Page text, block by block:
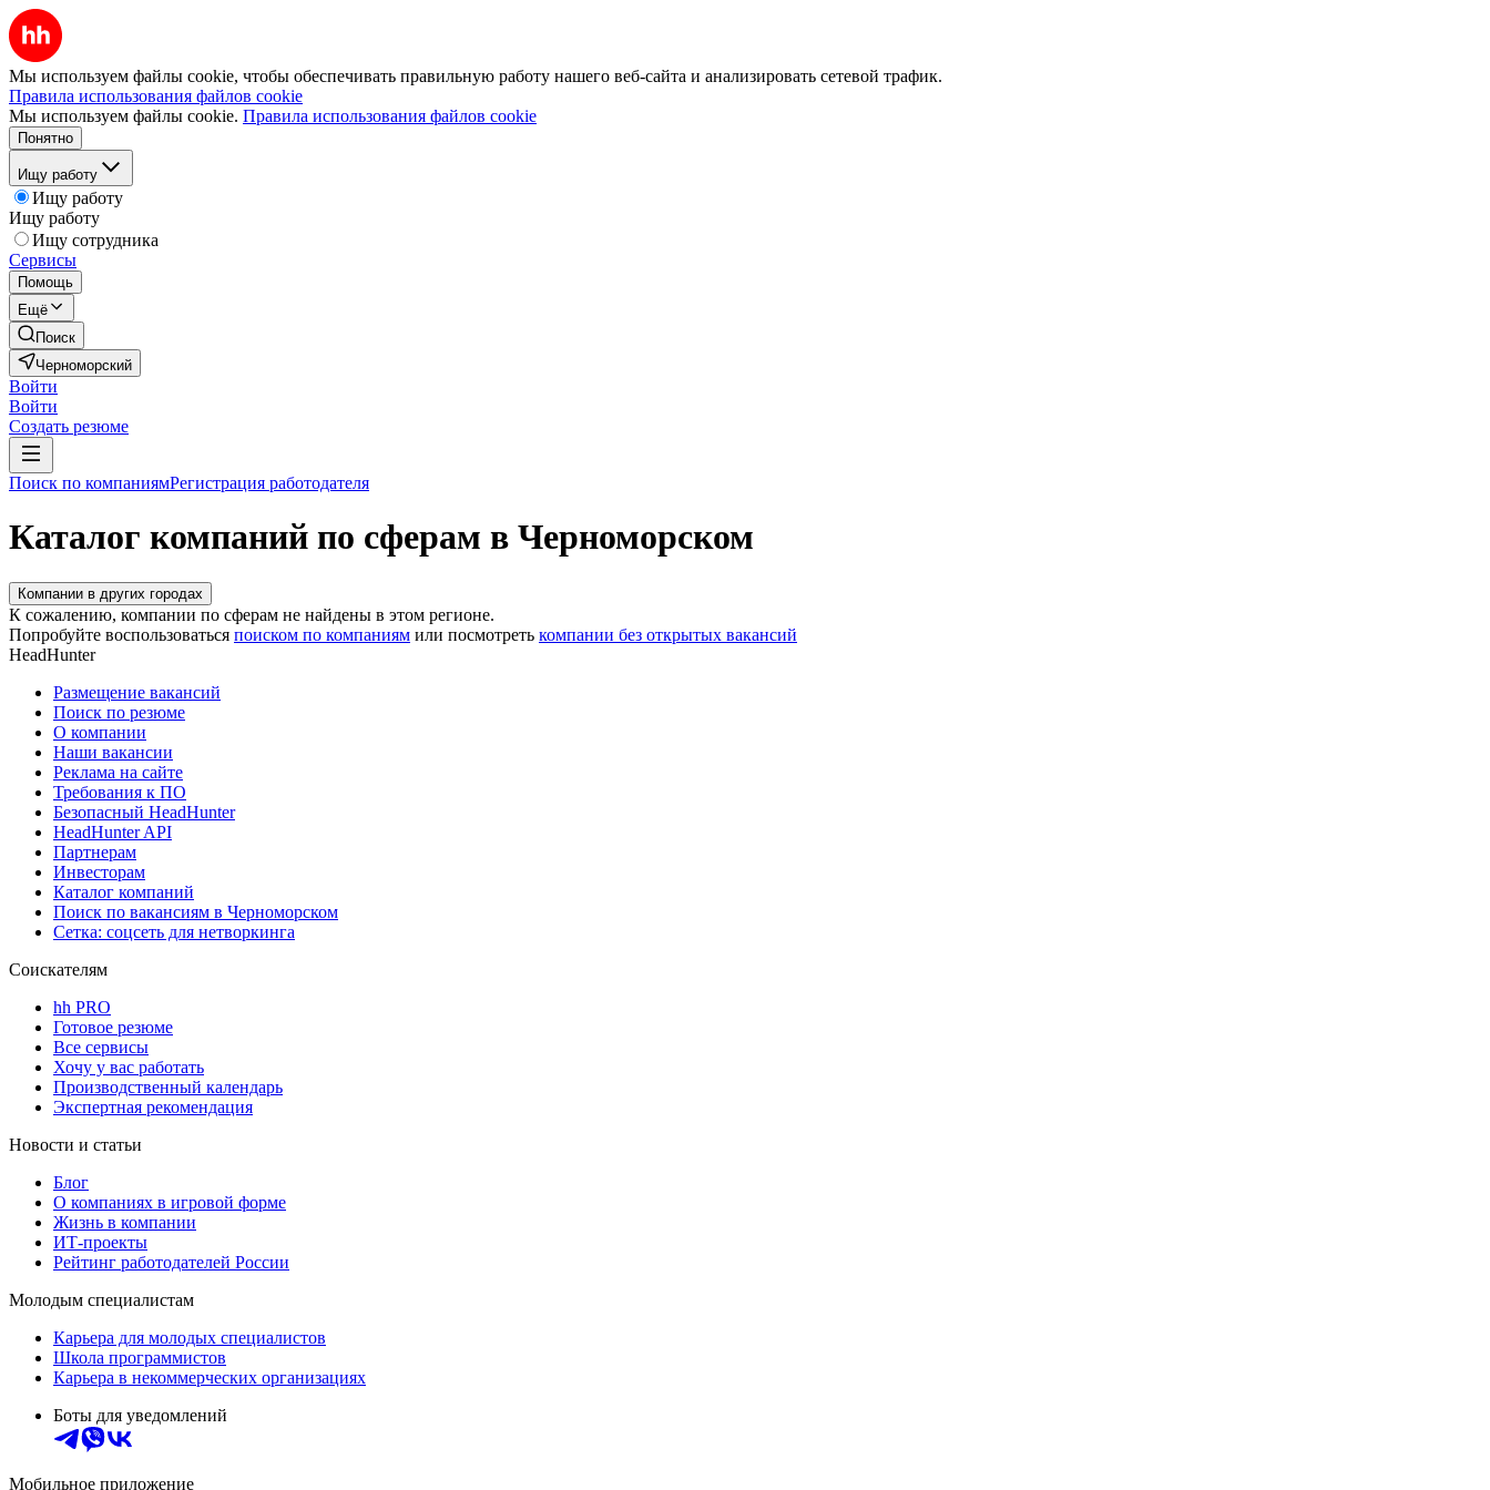
Мы используем файлы cookie, чтобы обеспечивать правильную работу нашего веб-сайта и анализировать сетевой трафик.
Правила использования файлов cookie
Мы используем файлы cookie. Правила использования файлов cookie
Понятно
Ищу работу
Ищу работу
Ищу работу
Ищу сотрудника
Сервисы
Помощь
Ещё
Поиск
Черноморский
Войти
Войти
Создать резюме
Поиск по компаниямРегистрация работодателя
Каталог компаний по сферам в Черноморском
Компании в других городах
К сожалению, компании по сферам не найдены в этом регионе.
Попробуйте воспользоваться поиском по компаниям или посмотреть компании без открытых вакансий
HeadHunter
Размещение вакансий
Поиск по резюме
О компании
Наши вакансии
Реклама на сайте
Требования к ПО
Безопасный HeadHunter
HeadHunter API
Партнерам
Инвесторам
Каталог компаний
Поиск по вакансиям в Черноморском
Сетка: соцсеть для нетворкинга
Соискателям
hh PRO
Готовое резюме
Все сервисы
Хочу у вас работать
Производственный календарь
Экспертная рекомендация
Новости и статьи
Блог
О компаниях в игровой форме
Жизнь в компании
ИТ-проекты
Рейтинг работодателей России
Молодым специалистам
Карьера для молодых специалистов
Школа программистов
Карьера в некоммерческих организациях
Боты для уведомлений
Мобильное приложение